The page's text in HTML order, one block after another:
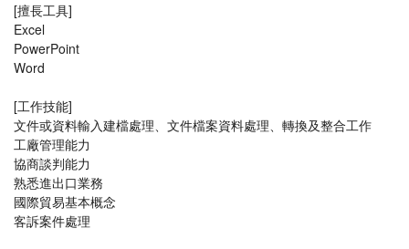
[擅長工具]
Excel
PowerPoint
Word
[工作技能]
文件或資料輸入建檔處理、文件檔案資料處理、轉換及整合工作
工廠管理能力
協商談判能力
熟悉進出口業務
國際貿易基本概念
客訴案件處理